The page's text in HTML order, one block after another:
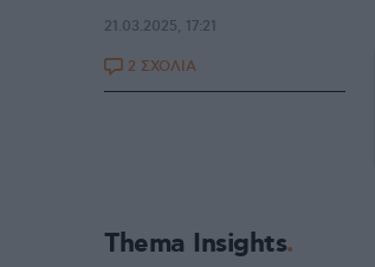
21.03.2025, 17:21
2 ΣΧΟΛΙΑ
Thema Insights